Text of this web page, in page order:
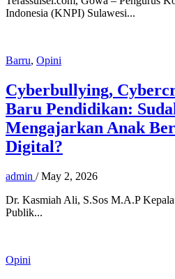
Indonesia (KNPI) Sulawesi...
Barru, Opini
Cyberbullying,
Baru Pendidikan:
Mengajarkan Anak
Digital?
admin / May 2, 2026
Dr. Kasmiah Ali, S.Sos M.A.P
Publik...
Opini